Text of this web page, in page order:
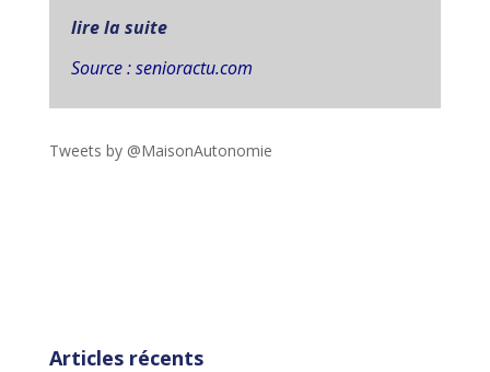
lire la suite
Source : senioractu.com
Tweets by @MaisonAutonomie
Articles récents